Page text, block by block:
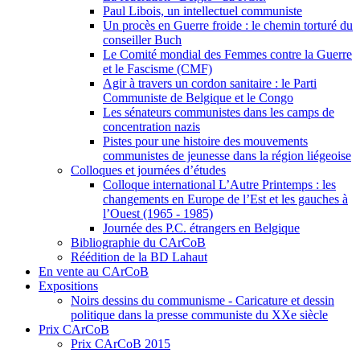
Paul Libois, un intellectuel communiste
Un procès en Guerre froide : le chemin torturé du
conseiller Buch
Le Comité mondial des Femmes contre la Guerre
et le Fascisme (CMF)
Agir à travers un cordon sanitaire : le Parti
Communiste de Belgique et le Congo
Les sénateurs communistes dans les camps de
concentration nazis
Pistes pour une histoire des mouvements
communistes de jeunesse dans la région liégeoise
Colloques et journées d’études
Colloque international L’Autre Printemps : les
changements en Europe de l’Est et les gauches à
l’Ouest (1965 - 1985)
Journée des P.C. étrangers en Belgique
Bibliographie du CArCoB
Réédition de la BD Lahaut
En vente au CArCoB
Expositions
Noirs dessins du communisme - Caricature et dessin
politique dans la presse communiste du XXe siècle
Prix CArCoB
Prix CArCoB 2015